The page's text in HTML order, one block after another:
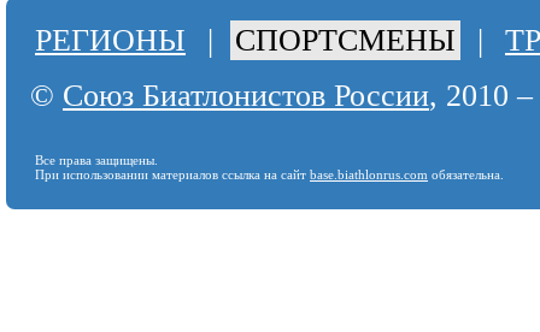
РЕГИОНЫ | СПОРТСМЕНЫ |
© Союз Биатлонистов России, 2010
Все права защищены.
При использовании материалов ссылка на сайт base.biathlonrus.com обязательна.